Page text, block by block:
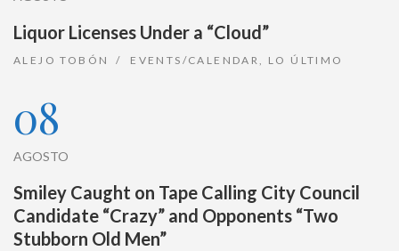
Liquor Licenses Under a “Cloud”
ALEJO TOBÓN EVENTS/CALENDAR, LO ÚLTIMO
08
AGOSTO
Smiley Caught on Tape Calling City Council
Candidate “Crazy” and Opponents “Two
Stubborn Old Men”